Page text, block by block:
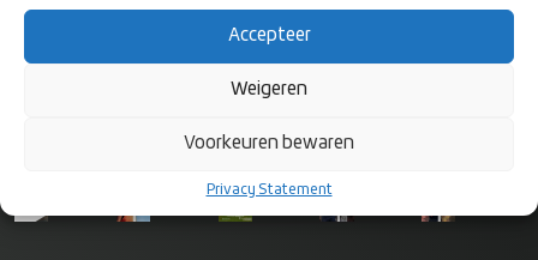
Accepteer
Weigeren
Voorkeuren bewaren
Privacy Statement